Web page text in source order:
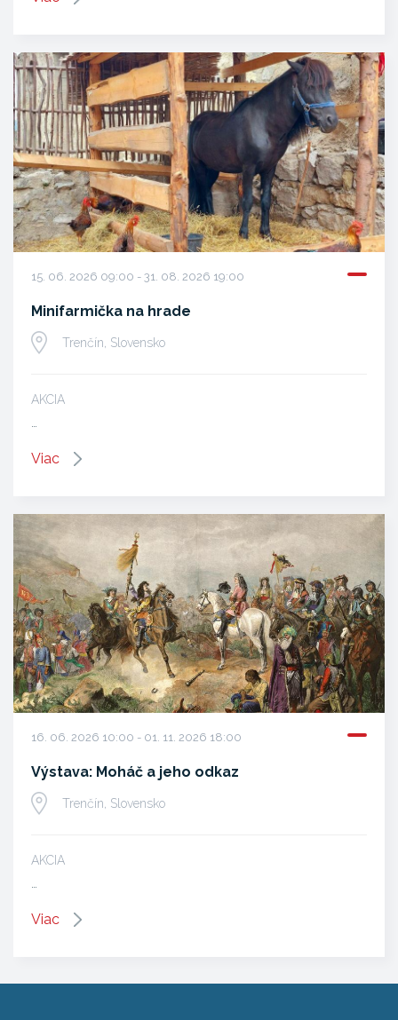
15. 06. 2026 09:00 - 31. 08. 2026 19:00
Minifarmička na hrade
Trenčín, Slovensko
AKCIA
Viac
16. 06. 2026 10:00 - 01. 11. 2026 18:00
Výstava: Moháč a jeho odkaz
Trenčín, Slovensko
AKCIA
…
Viac